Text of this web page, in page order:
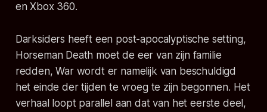
en Xbox 360.
Darksiders heeft een post-apocalyptische setting,
Horseman Death moet de eer van zijn familie
redden, War wordt er namelijk van beschuldigd
het einde der tijden te vroeg te zijn begonnen. Het
verhaal loopt parallel aan dat van het eerste deel,